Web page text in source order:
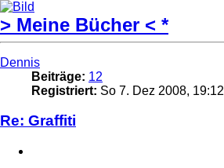
> Meine Bücher < *
Nach
oben
Dennis
Beiträge: 12
Registriert: So 7. Dez 2008, 19:12
Re: Graffiti